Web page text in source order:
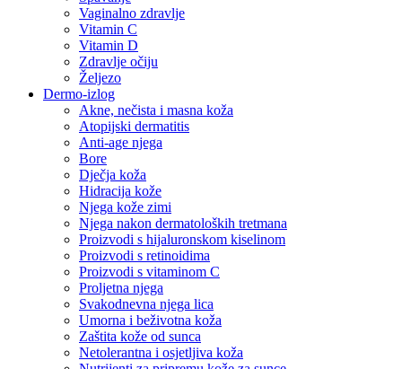
Vaginalno zdravlje
Vitamin C
Vitamin D
Zdravlje očiju
Željezo
Dermo-izlog
Akne, nečista i masna koža
Atopijski dermatitis
Anti-age njega
Bore
Dječja koža
Hidracija kože
Njega kože zimi
Njega nakon dermatoloških tretmana
Proizvodi s hijaluronskom kiselinom
Proizvodi s retinoidima
Proizvodi s vitaminom C
Proljetna njega
Svakodnevna njega lica
Umorna i beživotna koža
Zaštita kože od sunca
Netolerantna i osjetljiva koža